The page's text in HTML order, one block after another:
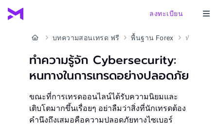
ลงทะเบียน
บทความสอนเทรด ฟรี พื้นฐาน Forex
ทำความรู้จัก Cybersecurity:
หนทางในการเทรดอย่างปลอดภัย
ขณะที่การเทรดออนไลน์ได้รับความนิยมและ
เติบโตมากขึ้นเรื่อยๆ อย่าลืมว่าสิ่งที่นักเทรดต้อง
คำนึงถึงเสมอคือความปลอดภัยทางไซเบอร์